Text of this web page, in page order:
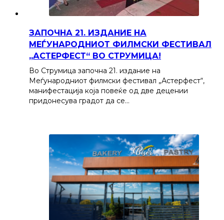
ЗАПОЧНА 21. ИЗДАНИЕ НА
МЕЃУНАРОДНИОТ ФИЛМСКИ ФЕСТИВАЛ
„АСТЕРФЕСТ“ ВО СТРУМИЦА!
Во Струмица започна 21. издание на
Меѓународниот филмски фестивал „Астерфест“,
манифестација која повеќе од две децении
придонесува градот да се…